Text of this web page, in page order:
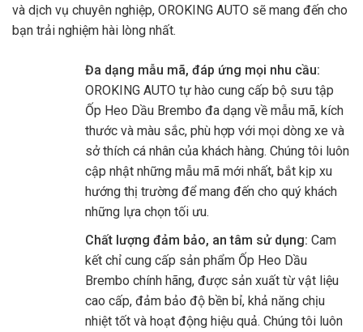
và dịch vụ chuyên nghiệp, OROKING AUTO sẽ mang đến cho
bạn trải nghiệm hài lòng nhất.
Đa dạng mẫu mã, đáp ứng mọi nhu cầu:
OROKING AUTO tự hào cung cấp bộ sưu tập
Ốp Heo Dầu Brembo đa dạng về mẫu mã, kích
thước và màu sắc, phù hợp với mọi dòng xe và
sở thích cá nhân của khách hàng. Chúng tôi luôn
cập nhật những mẫu mã mới nhất, bắt kịp xu
hướng thị trường để mang đến cho quý khách
những lựa chọn tối ưu.
Chất lượng đảm bảo, an tâm sử dụng: Cam
kết chỉ cung cấp sản phẩm Ốp Heo Dầu
Brembo chính hãng, được sản xuất từ vật liệu
cao cấp, đảm bảo độ bền bỉ, khả năng chịu
nhiệt tốt và hoạt động hiệu quả. Chúng tôi luôn